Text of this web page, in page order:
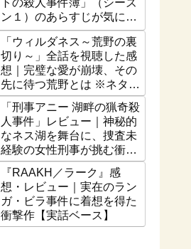
ン１）のあらすじが気にな
る！最終話はどうなるの？
「ウィルダネス～荒野の裏
切り～」全話を視聴した感
想｜完璧な愛が崩壊、その
先に待つ荒野とは ※ネタバ
レなし
「刑事アニー 湖畔の猟奇殺
人事件」レビュー｜神秘的
なネス湖を舞台に、捜査未
経験の女性刑事が挑む衝撃
の猟奇殺人【ネタバレな
し】
『RAAKH／ラーク』感
想・レビュー｜実在のラン
ガ・ビラ事件に着想を得た
衝撃作【実話ベース】